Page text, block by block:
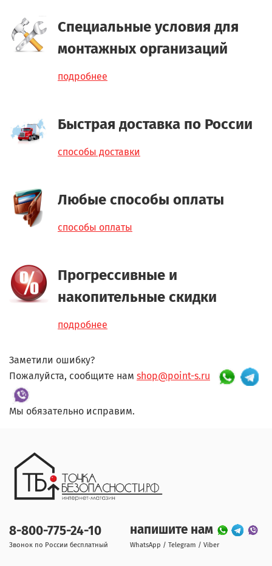
Специальные условия для
монтажных организаций
подробнее
Быстрая доставка по России
способы доставки
Любые способы оплаты
способы оплаты
Прогрессивные и
накопительные скидки
подробнее
Заметили ошибку?
Пожалуйста, сообщите нам shop@point-s.ru
Мы обязательно исправим.
8-800-775-24-10
Звонок по России бесплатный
напишите нам
WhatsApp / Telegram / Viber